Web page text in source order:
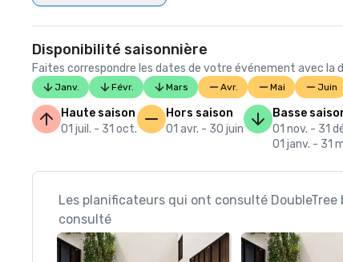
Disponibilité saisonnière
Faites correspondre les dates de votre événement avec la
Janv. Févr. Mars Avr. Mai Juin
Haute saison
01 juil. - 31 oct.
Hors saison
01 avr. - 30 juin
Basse
01 nov. - 31
01 janv. - 31
Les planificateurs qui ont consulté
consulté